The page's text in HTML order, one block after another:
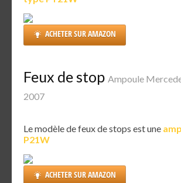
ACHETER SUR AMAZON
Feux de stop Ampoule
2007
Le modèle de feux de stops est une
P21W
ACHETER SUR AMAZON